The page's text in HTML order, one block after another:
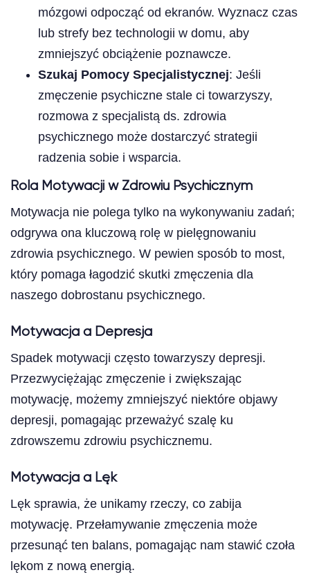
mózgowi odpocząć od ekranów. Wyznacz czas
lub strefy bez technologii w domu, aby
zmniejszyć obciążenie poznawcze.
Szukaj Pomocy Specjalistycznej: Jeśli
zmęczenie psychiczne stale ci towarzyszy,
rozmowa z specjalistą ds. zdrowia
psychicznego może dostarczyć strategii
radzenia sobie i wsparcia.
Rola Motywacji w Zdrowiu Psychicznym
Motywacja nie polega tylko na wykonywaniu zadań;
odgrywa ona kluczową rolę w pielęgnowaniu
zdrowia psychicznego. W pewien sposób to most,
który pomaga łagodzić skutki zmęczenia dla
naszego dobrostanu psychicznego.
Motywacja a Depresja
Spadek motywacji często towarzyszy depresji.
Przezwyciężając zmęczenie i zwiększając
motywację, możemy zmniejszyć niektóre objawy
depresji, pomagając przeważyć szalę ku
zdrowszemu zdrowiu psychicznemu.
Motywacja a Lęk
Lęk sprawia, że unikamy rzeczy, co zabija
motywację. Przełamywanie zmęczenia może
przesunąć ten balans, pomagając nam stawić czoła
lękom z nową energią.